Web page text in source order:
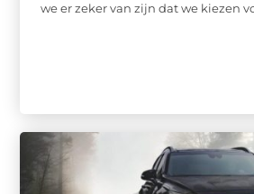
we er zeker van zijn dat we kiezen